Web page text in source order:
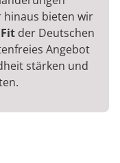
bieten wir
der Deutschen
Angebot
stärken und